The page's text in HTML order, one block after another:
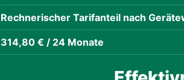
Rechnerischer Tarifanteil nach
314,80 € / 24 Monate